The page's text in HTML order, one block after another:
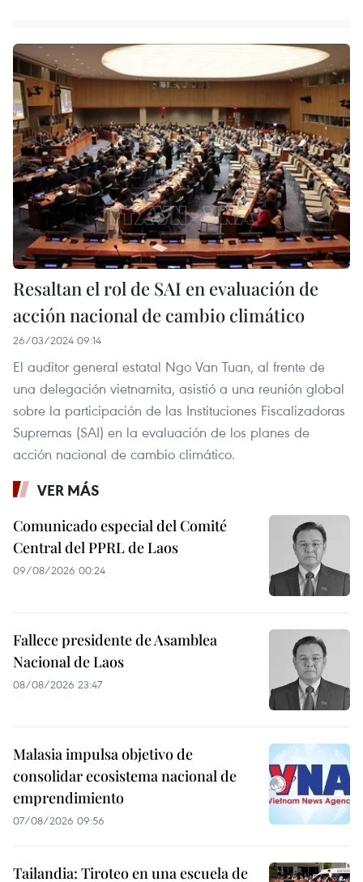
Resaltan el rol de SAI en evaluación de
acción nacional de cambio climático
26/03/2024 09:14
El auditor general estatal Ngo Van Tuan, al frente de
una delegación vietnamita, asistió a una reunión global
sobre la participación de las Instituciones Fiscalizadoras
Supremas (SAI) en la evaluación de los planes de
acción nacional de cambio climático.
VER MÁS
Comunicado especial del Comité
Central del PPRL de Laos
09/08/2026 00:24
Fallece presidente de Asamblea
Nacional de Laos
08/08/2026 23:47
Malasia impulsa objetivo de
consolidar ecosistema nacional de
emprendimiento
07/08/2026 09:56
Tailandia: Tiroteo en una escuela de